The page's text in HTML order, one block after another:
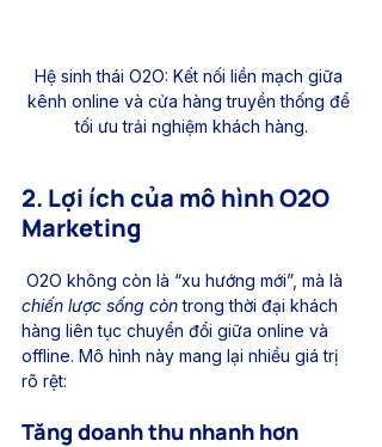
Hệ sinh thái O2O: Kết nối liền mạch giữa
kênh online và cửa hàng truyền thống để
tối ưu trải nghiệm khách hàng.
2. Lợi ích của mô hình O2O
Marketing
O2O không còn là “xu hướng mới”, mà là
chiến lược sống còn trong thời đại khách
hàng liên tục chuyển đổi giữa online và
offline. Mô hình này mang lại nhiều giá trị
rõ rệt:
Tăng doanh thu nhanh hơn